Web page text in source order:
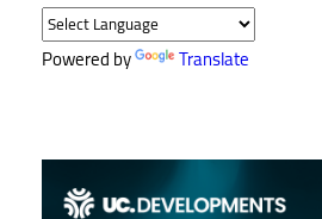
Powered by Translate